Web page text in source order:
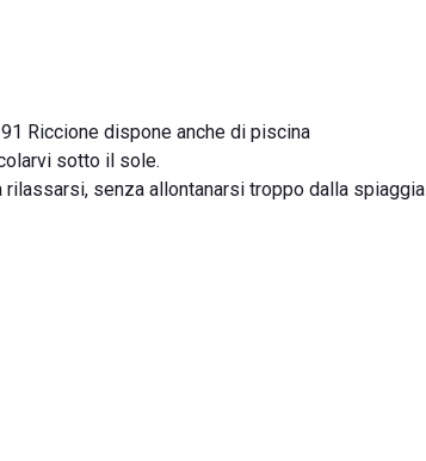
Riccione dispone anche di piscina
sotto il sole.
senza allontanarsi troppo dalla spiaggia